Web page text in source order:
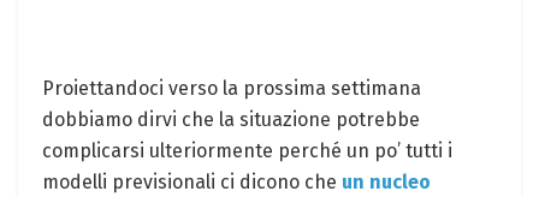
Proiettandoci verso la prossima settimana
dobbiamo dirvi che la situazione potrebbe
complicarsi ulteriormente perché un po’ tutti i
modelli previsionali ci dicono che un nucleo